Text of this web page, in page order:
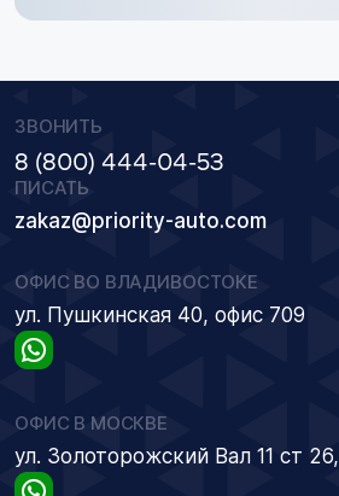
ЗВОНИТЬ
8 (800) 444-04-53
ПИСАТЬ
zakaz@priority-auto.com
ОФИС ВО ВЛАДИВОСТОКЕ
ул. Пушкинская 40, офис 709
ОФИС В МОСКВЕ
ул. Золоторожский Вал 11 ст